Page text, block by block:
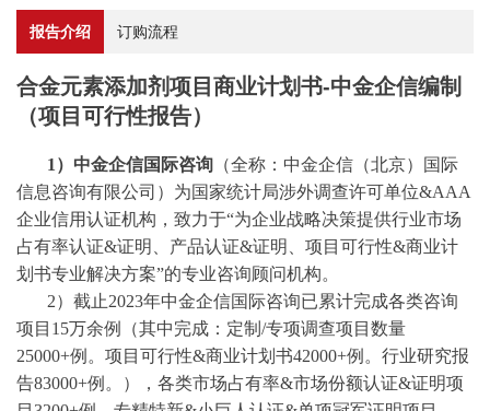
报告介绍 订购流程
合金元素添加剂项目商业计划书-中金企信编制
（项目可行性报告）
1）中金企信国际咨询 （全称：中金企信（北京）国际
信息咨询有限公司）为国家统计局涉外调查许可单位&AAA
企业信用认证机构，致力于“为企业战略决策提供行业市场
占有率认证&证明、产品认证&证明、项目可行性&商业计
划书专业解决方案”的专业咨询顾问机构。
2）截止2023年中金企信国际咨询已累计完成各类咨询
项目15万余例（其中完成： 定制 /专项调查项目数量
25000+例。项目可行性&商业计划书42000+例。行业研究报
告83000+例。），各类市场占有率&市场份额认证&证明项